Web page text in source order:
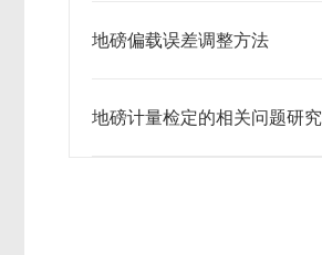
地磅偏载误差调整方法
地磅计量检定的相关问题研究